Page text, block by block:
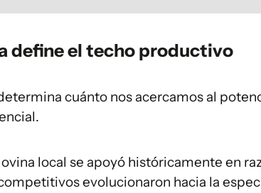
define el techo productivo
cuánto nos acercamos al
local se apoyó históricamente en
evolucionaron hacia la